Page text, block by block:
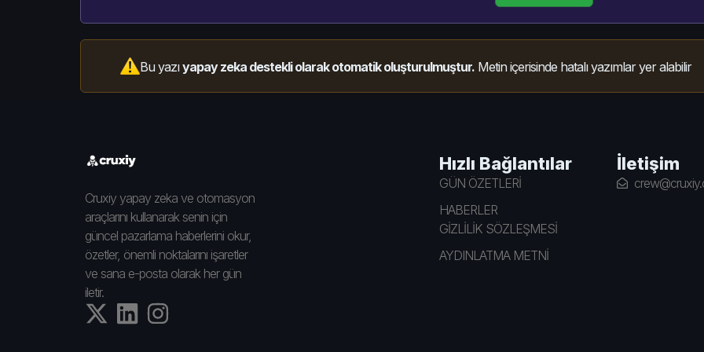
Bu yazıyapay zeka destekli olarak otomatik oluşturulmuştur. Metin içerisinde hatalı yazımlar yer alabilir
Cruxiy yapay zeka ve otomasyon
araçlarını kullanarak senin için
güncel pazarlama haberlerini okur,
özetler, önemli noktalarını işaretler
ve sana e-posta olarak her gün
iletir.
Hızlı Bağlantılar
GÜN ÖZETLERİ
HABERLER
GİZLİLİK SÖZLEŞMESİ
AYDINLATMA METNİ
İletişim